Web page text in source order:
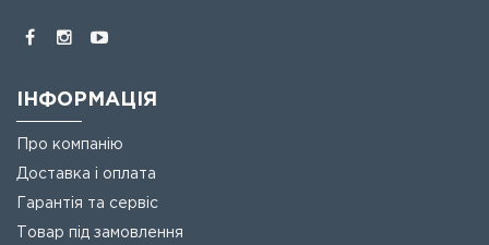
ІНФОРМАЦІЯ
Про компанію
Доставка і оплата
Гарантія та сервіс
Товар під замовлення